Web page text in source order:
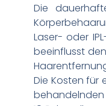
Die
Laser- oder
beeinflusst
Die Kosten für
behandelnden